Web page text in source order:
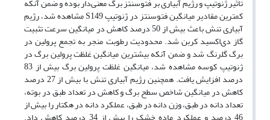
تاثیر ژنوتیپ و رژیم آبیاری بر فتوسنتز برگ معنی‌دار بوده و ضمن آنکه
کمترین مقادیر میانگین فتوسنتز در ژنوتیپ S149 مشاهده شد، رژیم
آبیاری تنش باعث بیش از 50 درصد کاهش در میانگین سرعت تثبیت
گاز دی‌اکسید کربن شد. محدودیت رطوبت منجر به تجمع پرولین در
برگ گلرنگ شد و ضمن آنکه بیشترین میانگین غلظت پرولین برگ در
ژنوتیپ کوسه مشاهده شد، میانگین غلظت پرولین برگ بیش از 83
درصد افزایش یافت. همچنین رژیم آبیاری تنش با بیش از 27 درصد
کاهش در میانگین شاخص سطح برگ و کاهش در تعداد طبق در بوته،
تعداد دانه در طبق، وزن دانه در طبق، عملکرد دانه در هکتار را بیش از